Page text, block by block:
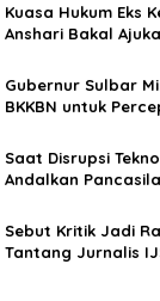
Kuasa Hukum Eks
Anshari Bakal
Gubernur Sulbar
BKKBN untuk
Saat Disrupsi
Andalkan
Sebut Kritik Jadi
Tantang Jurnalis